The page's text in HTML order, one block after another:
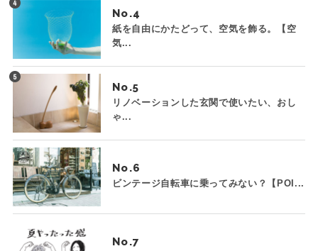
No.
紙を自由にかたどって、空気を飾る。【空
気...
No.
リノベーションした玄関で使いたい、おし
ゃ...
No.
ビンテージ自転車に乗ってみない？【POI...
No.